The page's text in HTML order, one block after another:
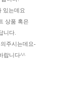
있는데요
상품 혹은
니다.
주시는데요-
랍니다^^